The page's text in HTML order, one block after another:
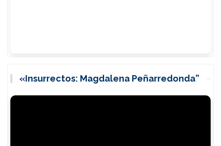
«Insurrectos: Magdalena Peñarredonda”